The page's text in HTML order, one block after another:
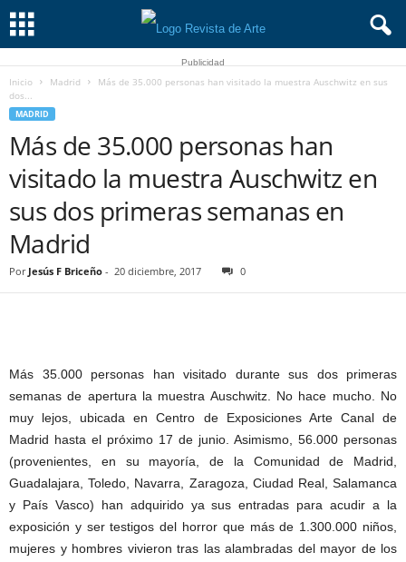
Publicidad
Inicio Madrid
Más de 35.000 personas han visitado la muestra Auschwitz en sus
dos...
MADRID
Más de 35.000 personas han
visitado la muestra Auschwitz en
sus dos primeras semanas en
Madrid
Por Jesús F Briceño - 20 diciembre, 2017 0
Más 35.000 personas han visitado durante sus dos primeras
semanas de apertura la muestra Auschwitz. No hace mucho. No
muy lejos, ubicada en Centro de Exposiciones Arte Canal de
Madrid hasta el próximo 17 de junio. Asimismo, 56.000 personas
(provenientes, en su mayoría, de la Comunidad de Madrid,
Guadalajara, Toledo, Navarra, Zaragoza, Ciudad Real, Salamanca
y País Vasco) han adquirido ya sus entradas para acudir a la
exposición y ser testigos del horror que más de 1.300.000 niños,
mujeres y hombres vivieron tras las alambradas del mayor de los